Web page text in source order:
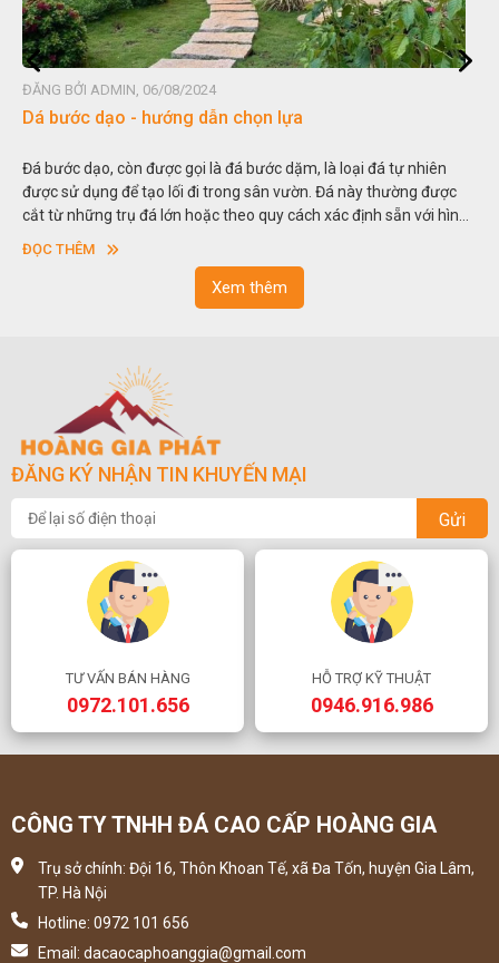
ĐĂNG BỞI ADMIN, 06/08/2024
Dá bước dạo - hướng dẫn chọn lựa
Đá bước dạo, còn được gọi là đá bước dặm, là loại đá tự nhiên
được sử dụng để tạo lối đi trong sân vườn. Đá này thường được
cắt từ những trụ đá lớn hoặc theo quy cách xác định sẵn với hình
vuông hoặc hình chữ nhật và có độ dày khác nhau.
ĐỌC THÊM
Xem thêm
ĐĂNG KÝ NHẬN TIN KHUYẾN MẠI
Gửi
TƯ VẤN BÁN HÀNG
0972.101.656
HỖ TRỢ KỸ THUẬT
0946.916.986
CÔNG TY TNHH ĐÁ CAO CẤP HOÀNG GIA
Trụ sở chính: Đội 16, Thôn Khoan Tế, xã Đa Tốn, huyện Gia Lâm,
TP. Hà Nội
Hotline: 0972 101 656
Email: dacaocaphoanggia@gmail.com